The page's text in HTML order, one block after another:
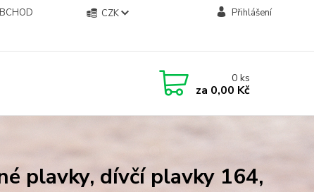
CZK Přihlášení
0ks
za 0,00 Kč
plavky, dívčí plavky 164,